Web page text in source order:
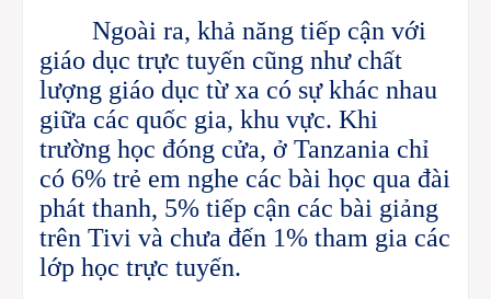
Ngoài ra, khả năng tiếp cận với
giáo dục trực tuyến cũng như chất
lượng giáo dục từ xa có sự khác nhau
giữa các quốc gia, khu vực. Khi
trường học đóng cửa, ở Tanzania chỉ
có 6% trẻ em nghe các bài học qua đài
phát thanh, 5% tiếp cận các bài giảng
trên Tivi và chưa đến 1% tham gia các
lớp học trực tuyến.